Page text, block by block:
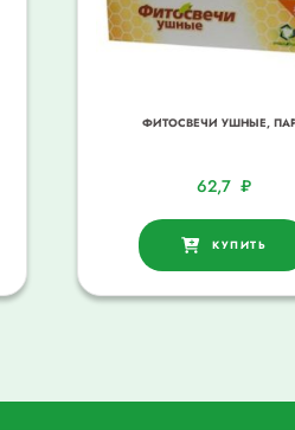
ФИТОСВЕЧИ УШНЫЕ,
62,7 ₽
КУПИТЬ